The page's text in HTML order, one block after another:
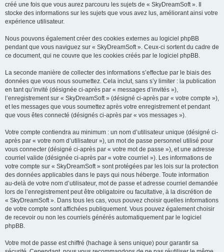
créé une fois que vous aurez parcouru les sujets de « SkyDreamSoft ». Il
stocke des informations sur les sujets que vous avez lus, améliorant ainsi votre
expérience utilisateur.
Nous pouvons également créer des cookies externes au logiciel phpBB
pendant que vous naviguez sur « SkyDreamSoft ». Ceux-ci sortent du cadre de
ce document, qui ne couvre que les cookies créés par le logiciel phpBB.
La seconde manière de collecter des informations s’effectue par le biais des
données que vous nous soumettez. Cela inclut, sans s’y limiter : la publication
en tant qu’invité (désignée ci-après par « messages d’invités »),
l’enregistrement sur « SkyDreamSoft » (désigné ci-après par « votre compte »),
et les messages que vous soumettez après votre enregistrement et pendant
que vous êtes connecté (désignés ci-après par « vos messages »).
Votre compte contiendra au minimum : un nom d’utilisateur unique (désigné ci-
après par « votre nom d’utilisateur »), un mot de passe personnel utilisé pour
vous connecter (désigné ci-après par « votre mot de passe »), et une adresse
courriel valide (désignée ci-après par « votre courriel »). Les informations de
votre compte sur « SkyDreamSoft » sont protégées par les lois sur la protection
des données applicables dans le pays qui nous héberge. Toute information
au-delà de votre nom d’utilisateur, mot de passe et adresse courriel demandée
lors de l’enregistrement peut être obligatoire ou facultative, à la discrétion de
« SkyDreamSoft ». Dans tous les cas, vous pouvez choisir quelles informations
de votre compte sont affichées publiquement. Vous pouvez également choisir
de recevoir ou non les courriels générés automatiquement par le logiciel
phpBB.
Votre mot de passe est chiffré (hachage à sens unique) pour garantir sa